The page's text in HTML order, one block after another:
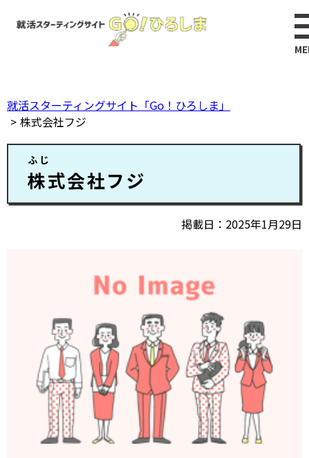
で
す。
就活スターティングサイト「Go！ひろしま」
株式会社フジ
ふじ
株式会社フジ
掲載日 2025年1月29日